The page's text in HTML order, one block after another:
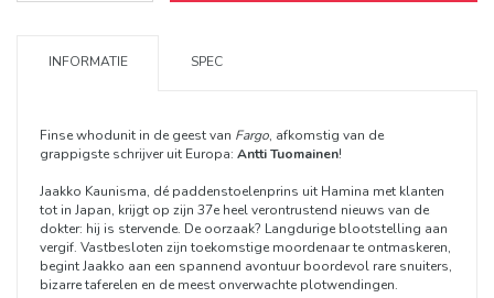
INFORMATIE SPEC
Finse whodunit in de geest van Fargo, afkomstig van de
grappigste schrijver uit Europa: Antti Tuomainen!
Jaakko Kaunisma, dé paddenstoelenprins uit Hamina met klanten
tot in Japan, krijgt op zijn 37e heel verontrustend nieuws van de
dokter: hij is stervende. De oorzaak? Langdurige blootstelling aan
vergif. Vastbesloten zijn toekomstige moordenaar te ontmaskeren,
begint Jaakko aan een spannend avontuur boordevol rare snuiters,
bizarre taferelen en de meest onverwachte plotwendingen.